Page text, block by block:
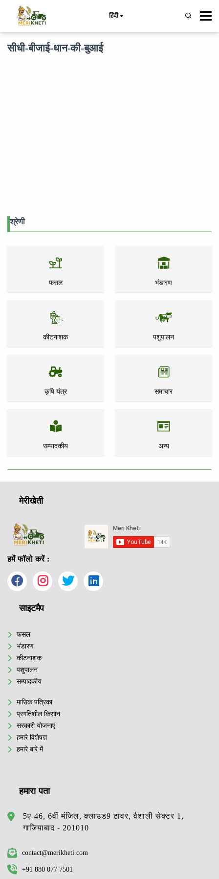
हिंदी
सीधी-बीजाई-धान-की-बुआई
श्रेणी
फसल भंडारण
कीटनाशक पशुपालन
कृषि यंत्र समाचार
सम्पादकीय अन्य
मेरीखेती
हमें फॉलो करें :
साइटमैप
फसल
भंडारण
कीटनाशक
पशुपालन
सम्पादकीय
मासिक पत्रिका
प्रगतिशील किसान
सरकारी योजनाएं
हमारे विशेषज्ञ
हमारे बारे में
हमारा पता
5ए-46, 6वीं मंजिल, क्लाउड9 टावर, वैशाली सेक्टर 1,
गाजियाबाद - 201010
contact@merikheti.com
+91 880 077 7501